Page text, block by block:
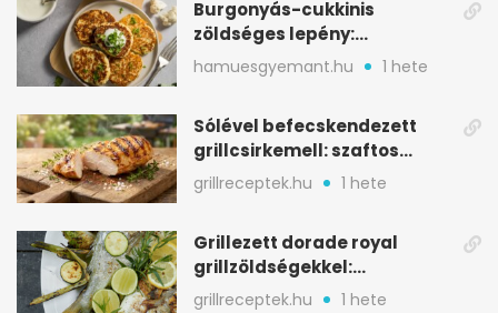
Burgonyás-cukkinis
zöldséges lepény:
aranybarna, szaftos, hús
nélkül is
hamuesgyemant.hu 1 hete
Sólével befecskendezett
grillcsirkemell: szaftos
marad, nem szárad ki
grillreceptek.hu 1 hete
Grillezett dorade royal
grillzöldségekkel:
mediterrán ízek a rostélyról
grillreceptek.hu 1 hete